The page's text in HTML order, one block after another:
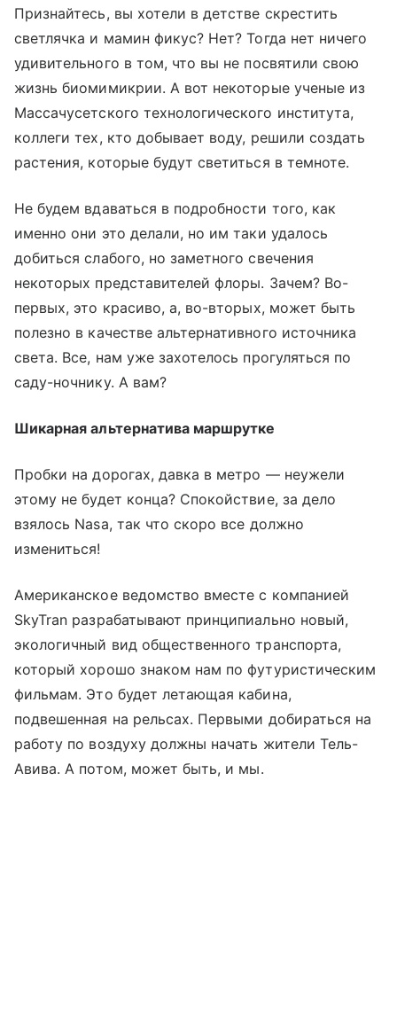
Признайтесь, вы хотели в детстве скрестить
светлячка и мамин фикус? Нет? Тогда нет ничего
удивительного в том, что вы не посвятили свою
жизнь биомимикрии. А вот некоторые ученые из
Массачусетского технологического института,
коллеги тех, кто добывает воду, решили создать
растения, которые будут светиться в темноте.
Не будем вдаваться в подробности того, как
именно они это делали, но им таки удалось
добиться слабого, но заметного свечения
некоторых представителей флоры. Зачем? Во-
первых, это красиво, а, во-вторых, может быть
полезно в качестве альтернативного источника
света. Все, нам уже захотелось прогуляться по
саду-ночнику. А вам?
Шикарная альтернатива маршрутке
Пробки на дорогах, давка в метро — неужели
этому не будет конца? Спокойствие, за дело
взялось Nasa, так что скоро все должно
измениться!
Американское ведомство вместе с компанией
SkyTran разрабатывают принципиально новый,
экологичный вид общественного транспорта,
который хорошо знаком нам по футуристическим
фильмам. Это будет летающая кабина,
подвешенная на рельсах. Первыми добираться на
работу по воздуху должны начать жители Тель-
Авива. А потом, может быть, и мы.